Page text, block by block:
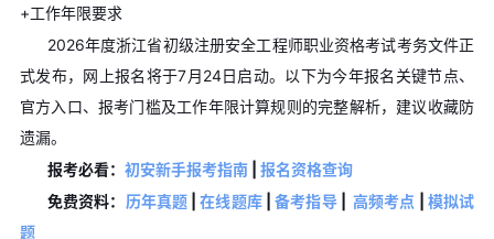
2026年度浙江省初级注册安全工程师职业资格考试考务文件正
式发布，网上报名将于7月24日启动。以下为今年报名关键节点、
官方入口、报考门槛及工作年限计算规则的完整解析，建议收藏防
遗漏。
报考必看： 初安新手报考指南
报名资格查询
免费资料： 历年真题 |在线题库|备考指导 |高频考点
模拟试
题